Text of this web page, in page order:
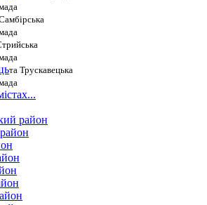
та Трускавецька
район